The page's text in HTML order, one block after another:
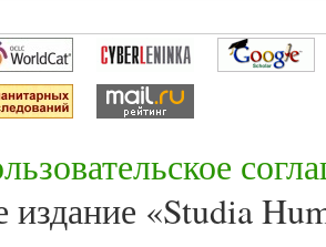
издание «Studia